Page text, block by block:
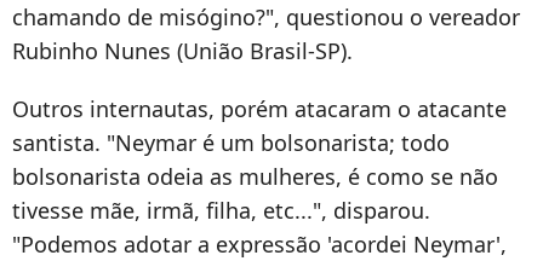
chamando de misógino?", questionou o vereador
Rubinho Nunes (União Brasil-SP).
Outros internautas, porém atacaram o atacante
santista. "Neymar é um bolsonarista; todo
bolsonarista odeia as mulheres, é como se não
tivesse mãe, irmã, filha, etc...", disparou.
"Podemos adotar a expressão 'acordei Neymar',